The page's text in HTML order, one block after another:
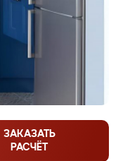
ЗАКАЗАТЬ
РАСЧЁТ